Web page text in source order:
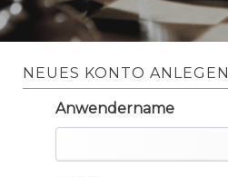
NEUES KONTO ANLEGEN
Anwendername